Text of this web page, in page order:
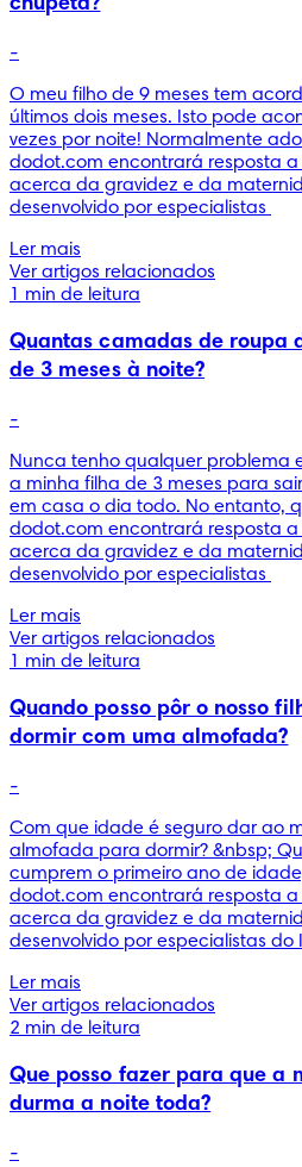
chupeta?
-
O meu filho de 9 meses tem
últimos dois meses. Isto pode
vezes por noite! Normalmente
dodot.com encontrará resposta a
acerca da gravidez e da
desenvolvido por especialistas
Ler mais
Ver artigos relacionados
1 min de leitura
Quantas camadas de roupa
de 3 meses à noite?
-
Nunca tenho qualquer problema
a minha filha de 3 meses para
em casa o dia todo. No entanto,
dodot.com encontrará resposta a
acerca da gravidez e da
desenvolvido por especialistas
Ler mais
Ver artigos relacionados
1 min de leitura
Quando posso pôr o nosso
dormir com uma almofada?
-
Com que idade é seguro dar ao
almofada para dormir? &nbsp;
cumprem o primeiro ano de
dodot.com encontrará resposta a
acerca da gravidez e da
desenvolvido por especialistas do
Ler mais
Ver artigos relacionados
2 min de leitura
Que posso fazer para que a
durma a noite toda?
-